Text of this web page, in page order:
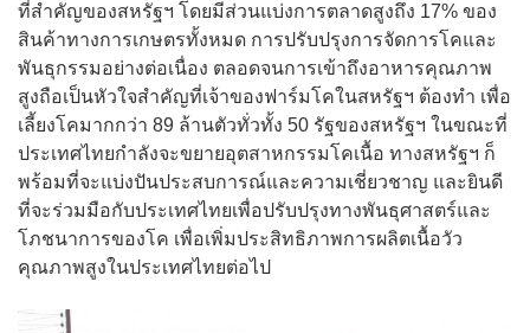
ที่สำคัญของสหรัฐฯ โดยมีส่วนแบ่งการตลาดสูงถึง 17% ของ
สินค้าทางการเกษตรทั้งหมด การปรับปรุงการจัดการโคและ
พันธุกรรมอย่างต่อเนื่อง ตลอดจนการเข้าถึงอาหารคุณภาพ
สูงถือเป็นหัวใจสำคัญที่เจ้าของฟาร์มโคในสหรัฐฯ ต้องทำ เพื่อ
เลี้ยงโคมากกว่า 89 ล้านตัวทั่วทั้ง 50 รัฐของสหรัฐฯ ในขณะที่
ประเทศไทยกำลังจะขยายอุตสาหกรรมโคเนื้อ ทางสหรัฐฯ ก็
พร้อมที่จะแบ่งปันประสบการณ์และความเชี่ยวชาญ และยินดี
ที่จะร่วมมือกับประเทศไทยเพื่อปรับปรุงทางพันธุศาสตร์และ
โภชนาการของโค เพื่อเพิ่มประสิทธิภาพการผลิตเนื้อวัว
คุณภาพสูงในประเทศไทยต่อไป